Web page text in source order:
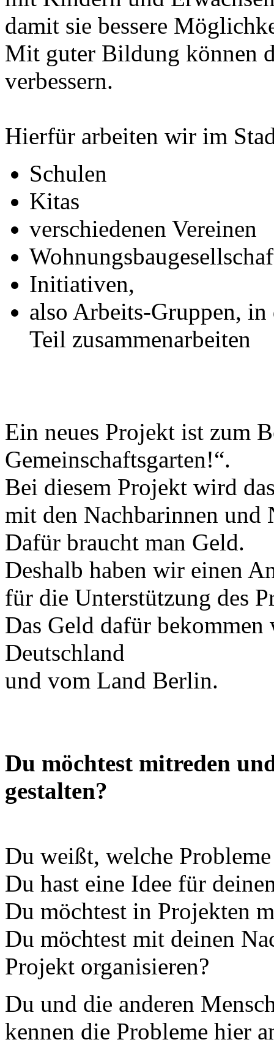
damit sie bessere
Mit guter Bildung können
verbessern.
Hierfür arbeiten wir im
Schulen
Kitas
verschiedenen Vereinen
Initiativen,
also Arbeits-Gruppen, in
Teil zusammenarbeiten
Ein neues Projekt ist zum
Gemeinschaftsgarten!“.
Bei diesem Projekt wird
mit den Nachbarinnen und
Dafür braucht man Geld.
Deshalb haben wir einen
für die Unterstützung des
Das Geld dafür
Deutschland
und vom Land Berlin.
Du möchtest mitreden
gestalten?
Du weißt, welche
Du hast eine Idee für
Du möchtest in Projekten
Du möchtest mit deinen
Projekt organisieren?
Du und die anderen
kennen die Probleme hier